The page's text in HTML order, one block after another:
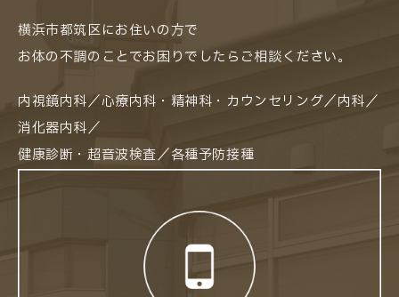
横浜市都筑区にお住いの方で
お体の不調のことでお困りでしたらご相談ください。
内視鏡内科／心療内科・精神科・カウンセリング／内科／
消化器内科／
健康診断・超音波検査／各種予防接種